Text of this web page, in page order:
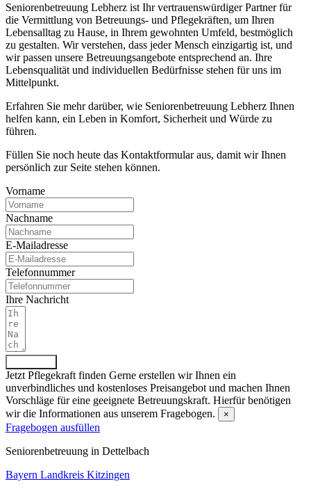
Seniorenbetreuung Lebherz ist Ihr vertrauenswürdiger Partner für
die Vermittlung von Betreuungs- und Pflegekräften, um Ihren
Lebensalltag zu Hause, in Ihrem gewohnten Umfeld, bestmöglich
zu gestalten. Wir verstehen, dass jeder Mensch einzigartig ist, und
wir passen unsere Betreuungsangebote entsprechend an. Ihre
Lebensqualität und individuellen Bedürfnisse stehen für uns im
Mittelpunkt.
Erfahren Sie mehr darüber, wie Seniorenbetreuung Lebherz Ihnen
helfen kann, ein Leben in Komfort, Sicherheit und Würde zu
führen.
Füllen Sie noch heute das Kontaktformular aus, damit wir Ihnen
persönlich zur Seite stehen können.
Vorname
Nachname
E-Mailadresse
Telefonnummer
Ihre Nachricht
Jetzt Pflegekraft finden Gerne erstellen wir Ihnen ein
unverbindliches und kostenloses Preisangebot und machen Ihnen
Vorschläge für eine geeignete Betreuungskraft. Hierfür benötigen
wir die Informationen aus unserem Fragebogen.
×
Fragebogen ausfüllen
Senioren­betreuung in Dettelbach
Bayern Landkreis Kitzingen